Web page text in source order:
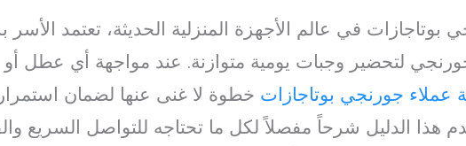
بوتاجازات في عالم الأجهزة المنزلية الحديثة، تعتمد
لتحضير وجبات يومية متوازنة. عند مواجهة أي عطل
عملاء جورنجي بوتاجازات خطوة لا غنى عنها لضمان
هذا الدليل شرحاً مفصلاً لكل ما تحتاجه للتواصل السريع